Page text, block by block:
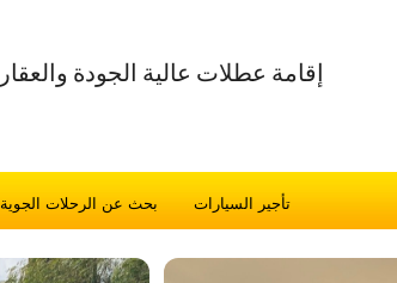
بحث عن الرحلات الجوية تأجير السيارات